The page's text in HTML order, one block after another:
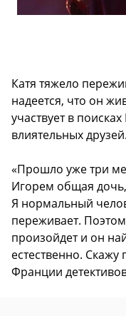
Катя тяжело
надеется, что он
участвует в
влиятельных друзей.
«Прошло уже три
Игорем общая
Я нормальный
переживает.
произойдет и он
естественно.
Франции